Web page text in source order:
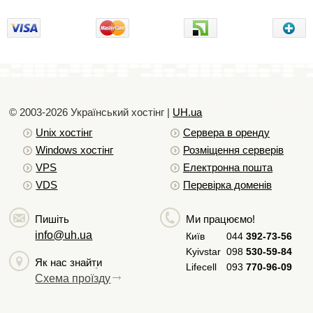
Hello World на HTML
Hello World на Java
Hello World на PHP
© 2003-2026 Український хостiнг | UH.ua
Unix хостiнг
Windows хостiнг
VPS
VDS
Сервера в оренду
Розміщення серверів
Електронна пошта
Перевірка доменів
Пишіть
info@uh.ua
Як нас знайти
Схема проїзду
Ми працюємо!
Київ 044 392-73-56
Kyivstar 098 530-59-84
Lifecell
093 770-96-09